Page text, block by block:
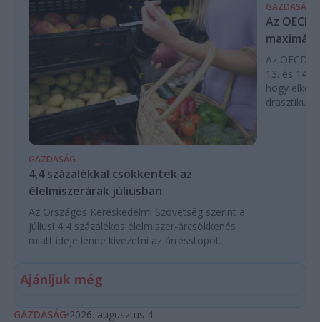
GAZDASÁG
4,4 százalékkal csökkentek az
élelmiszerárak júliusban
Az Országos Kereskedelmi Szövetség szerint a
júliusi 4,4 százalékos élelmiszer-árcsökkenés
miatt ideje lenne kivezetni az árrésstopot.
GAZDASÁG
Az OECD
Az OECD
13. és 14.
hogy
drasztikus
Ajánljuk még
GAZDASÁG 2026. augusztus 4.